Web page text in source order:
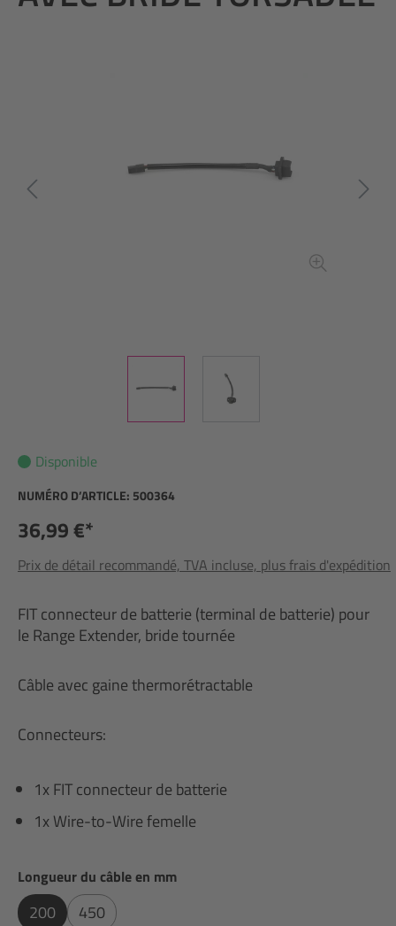
Disponible
NUMÉRO D’ARTICLE: 500364
36,99 €*
Prix de détail recommandé, TVA incluse, plus frais d'expédition
FIT connecteur de batterie (terminal de batterie) pour
le Range Extender, bride tournée
Câble avec gaine thermorétractable
Connecteurs:
1x FIT connecteur de batterie
1x Wire-to-Wire femelle
Sélectionnez
Longueur du câble en mm
200 450